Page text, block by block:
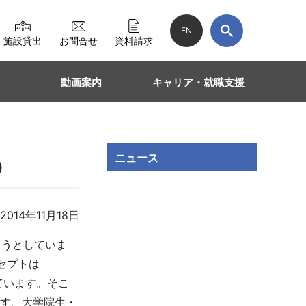
施設貸出 お問合せ 資料請求
EN
動画案内 キャリア・就職支援
年11月18日
としていま
プトは
ます。そこ
。大学院生・
ニュース